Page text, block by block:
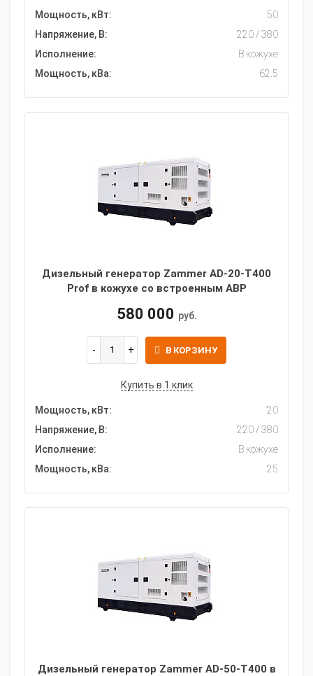
Мощность, кВт:
50
Напряжение, В:
220 / 380
Исполнение:
В кожухе
Мощность, кВа:
62.5
Дизельный генератор Zammer AD-20-Т400
Prof в кожухе со встроенным АВР
580 000 руб.
В КОРЗИНУ
Купить в 1 клик
Мощность, кВт:
20
Напряжение, В:
220 / 380
Исполнение:
В кожухе
Мощность, кВа:
25
Дизельный генератор Zammer AD-50-Т400 в